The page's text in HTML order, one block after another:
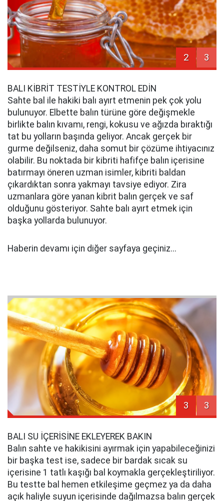
2 3
BALI KİBRİT TESTİYLE KONTROL EDİN
Sahte bal ile hakiki balı ayırt etmenin pek çok yolu
bulunuyor. Elbette balın türüne göre değişmekle
birlikte balın kıvamı, rengi, kokusu ve ağızda bıraktığı
tat bu yolların başında geliyor. Ancak gerçek bir
gurme değilseniz, daha somut bir çözüme ihtiyacınız
olabilir. Bu noktada bir kibriti hafifçe balın içerisine
batırmayı öneren uzman isimler, kibriti baldan
çıkardıktan sonra yakmayı tavsiye ediyor. Zira
uzmanlara göre yanan kibrit balın gerçek ve saf
olduğunu gösteriyor. Sahte balı ayırt etmek için
başka yollarda bulunuyor.
Haberin devamı için diğer sayfaya geçiniz...
3 3
BALI SU İÇERİSİNE EKLEYEREK BAKIN
Balın sahte ve hakikisini ayırmak için yapabileceğinizi
bir başka test ise, sadece bir bardak sıcak su
içerisine 1 tatlı kaşığı bal koymakla gerçekleştiriliyor.
Bu testte bal hemen etkileşime geçmez ya da daha
açık haliyle suyun içerisinde dağılmazsa balın gerçek